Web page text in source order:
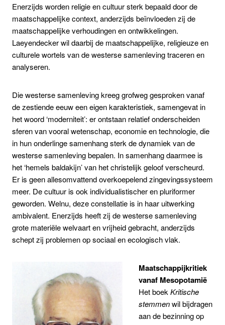
Enerzijds worden religie en cultuur sterk bepaald door de
maatschappelijke context, anderzijds beïnvloeden zij de
maatschappelijke verhoudingen en ontwikkelingen.
Laeyendecker wil daarbij de maatschappelijke, religieuze en
culturele wortels van de westerse samenleving traceren en
analyseren.
Die westerse samenleving kreeg grofweg gesproken vanaf
de zestiende eeuw een eigen karakteristiek, samengevat in
het woord ‘moderniteit’: er ontstaan relatief onderscheiden
sferen van vooral wetenschap, economie en technologie, die
in hun onderlinge samenhang sterk de dynamiek van de
westerse samenleving bepalen. In samenhang daarmee is
het ‘hemels baldakijn’ van het christelijk geloof verscheurd.
Er is geen allesomvattend overkoepelend zingevingssysteem
meer. De cultuur is ook individualistischer en pluriformer
geworden. Welnu, deze constellatie is in haar uitwerking
ambivalent. Enerzijds heeft zij de westerse samenleving
grote materiële welvaart en vrijheid gebracht, anderzijds
schept zij problemen op sociaal en ecologisch vlak.
Maatschappijkritiek
vanaf Mesopotamië
Het boek Kritische
stemmenwil bijdragen
aan de bezinning op